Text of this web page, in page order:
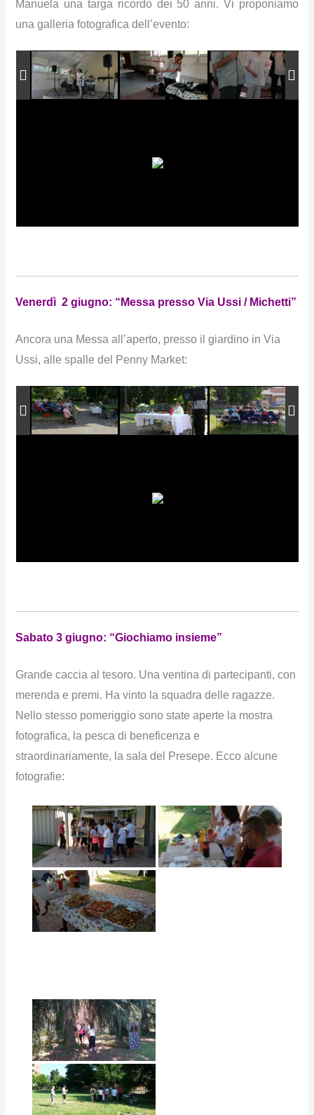
Manuela una targa ricordo dei 50 anni. Vi proponiamo
una galleria fotografica dell’evento:
Venerdì 2 giugno: “Messa presso Via Ussi / Michetti”
Ancora una Messa all’aperto, presso il giardino in Via
Ussi, alle spalle del Penny Market:
Sabato 3 giugno: “Giochiamo insieme”
Grande caccia al tesoro. Una ventina di partecipanti, con
merenda e premi. Ha vinto la squadra delle ragazze.
Nello stesso pomeriggio sono state aperte la mostra
fotografica, la pesca di beneficenza e
straordinariamente, la sala del Presepe. Ecco alcune
fotografie: